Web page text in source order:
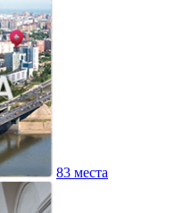
83 места